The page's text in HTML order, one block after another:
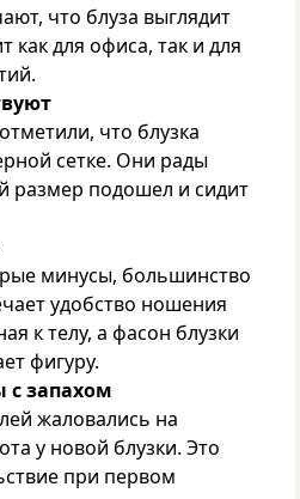
что блуза выглядит
как для офиса, так и для
что блузка
сетке. Они рады
размер подошел и сидит
минусы, большинство
удобство ношения
к телу, а фасон блузки
фигуру.
запахом
жаловались на
у новой блузки. Это
при первом